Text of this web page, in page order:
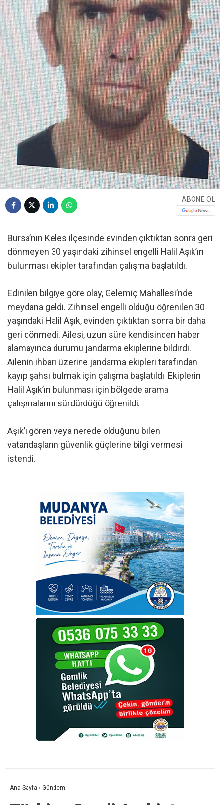
ABONE OL
Bursa’nın Keles ilçesinde evinden çıktıktan sonra geri
dönmeyen 30 yaşındaki zihinsel engelli Halil Aşık’ın
bulunması ekipler tarafından çalışma başlatıldı.
Edinilen bilgiye göre olay, Gelemiç Mahallesi’nde
meydana geldi. Zihinsel engelli olduğu öğrenilen 30
yaşındaki Halil Aşık, evinden çıktıktan sonra bir daha
geri dönmedi. Ailesi, uzun süre kendisinden haber
alamayınca durumu jandarma ekiplerine bildirdi.
Ailenin ihbarı üzerine jandarma ekipleri tarafından
kayıp şahsı bulmak için çalışma başlatıldı. Ekiplerin
Halil Aşık’ın bulunması için bölgede arama
çalışmalarını sürdürdüğü öğrenildi.
Aşık’ı gören veya nerede olduğunu bilen
vatandaşların güvenlik güçlerine bilgi vermesi
istendi.
Ana Sayfa › Gündem